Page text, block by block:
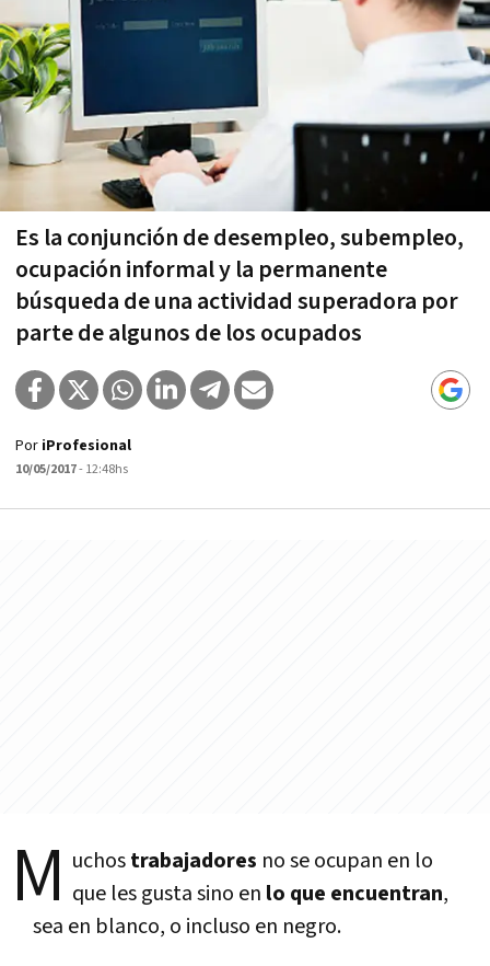
Es la conjunción de desempleo, subempleo,
ocupación informal y la permanente
búsqueda de una actividad superadora por
parte de algunos de los ocupados
Por iProfesional
10/05/2017- 12:48hs
M uchostrabajadores no se ocupan en lo
que les gusta sino en lo que encuentran,
sea en blanco, o incluso en negro.